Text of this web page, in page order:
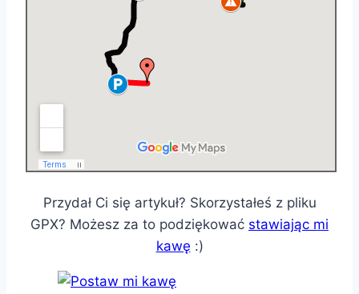
Przydał Ci się artykuł? Skorzystałeś z pliku
GPX? Możesz za to podziękować stawiając mi
kawę :)